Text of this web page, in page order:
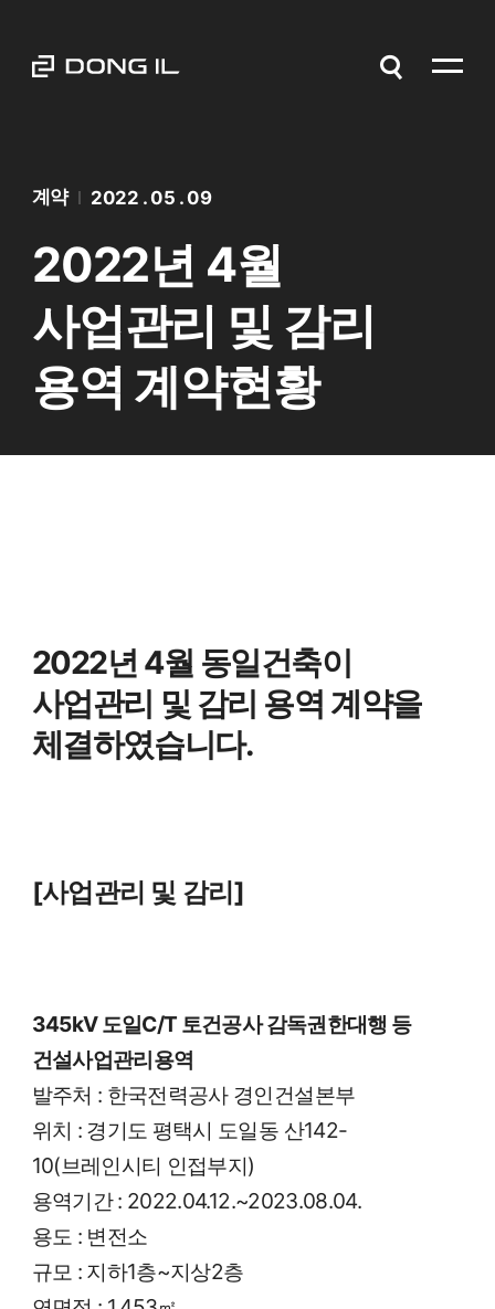
계약 2022 . 05 . 09
2022년 4월
사업관리 및 감리
용역 계약현황
2022년 4월 동일건축이
사업관리 및 감리 용역 계약을
체결하였습니다.
[사업관리 및 감리]
345kV 도일C/T 토건공사 감독권한대행 등
건설사업관리용역
발주처 : 한국전력공사 경인건설본부
위치 : 경기도 평택시 도일동 산142-
10(브레인시티 인접부지)
용역기간 : 2022.04.12.~2023.08.04.
용도 : 변전소
규모 : 지하1층~지상2층